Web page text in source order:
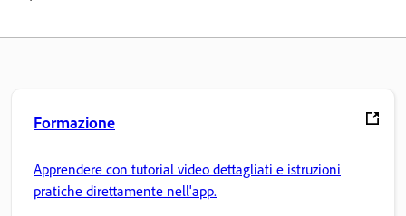
Formazione
Apprendere con tutorial video dettagliati e istruzioni
pratiche direttamente nell'app.